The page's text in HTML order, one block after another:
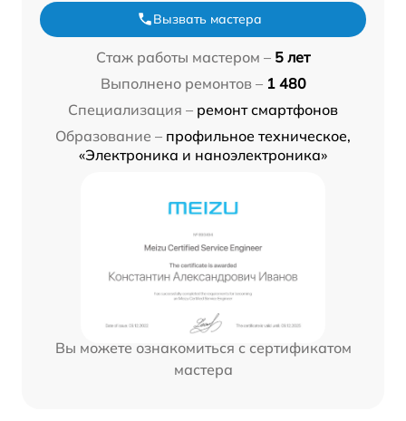
Вызвать мастера
Стаж работы мастером – 5 лет
Выполнено ремонтов – 1 480
Специализация – ремонт смартфонов
Образование – профильное техническое,
«Электроника и наноэлектроника»
Вы можете ознакомиться с сертификатом
мастера